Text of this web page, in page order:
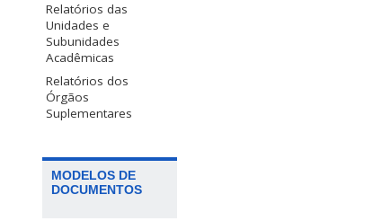
Relatórios das
Unidades e
Subunidades
Acadêmicas
Relatórios dos
Órgãos
Suplementares
MODELOS DE
DOCUMENTOS